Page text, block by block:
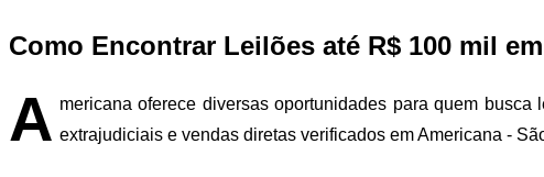
Como Encontrar Leilões até R$ 100 mil
A mericana oferece diversas oportunidades para quem
extrajudiciais e vendas diretas verificados em Americana -